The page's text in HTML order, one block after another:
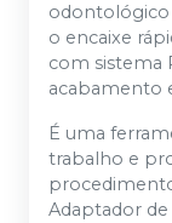
odontológico
o encaixe
com sistema
acabamento
É uma
trabalho e
Adaptador